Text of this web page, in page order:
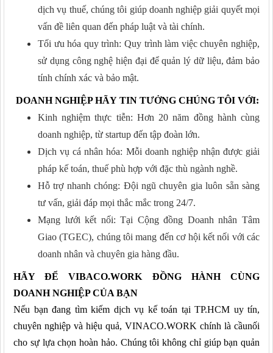
dịch vụ thuế, chúng tôi giúp doanh nghiệp giải quyết mọi
vấn đề liên quan đến pháp luật và tài chính.
Tối ưu hóa quy trình: Quy trình làm việc chuyên nghiệp,
sử dụng công nghệ hiện đại để quản lý dữ liệu, đảm bảo
tính chính xác và bảo mật.
DOANH NGHIỆP HÃY TIN TƯỞNG CHÚNG TÔI VỚI:
Kinh nghiệm thực tiễn: Hơn 20 năm đồng hành cùng
doanh nghiệp, từ startup đến tập đoàn lớn.
Dịch vụ cá nhân hóa: Mỗi doanh nghiệp nhận được giải
pháp kế toán, thuế phù hợp với đặc thù ngành nghề.
Hỗ trợ nhanh chóng: Đội ngũ chuyên gia luôn sẵn sàng
tư vấn, giải đáp mọi thắc mắc trong 24/7.
Mạng lưới kết nối: Tại Cộng đồng Doanh nhân Tâm
Giao (TGEC), chúng tôi mang đến cơ hội kết nối với các
doanh nhân và chuyên gia hàng đầu.
HÃY ĐỂ VIBACO.WORK ĐỒNG HÀNH CÙNG
DOANH NGHIỆP CỦA BẠN
Nếu bạn đang tìm kiếm dịch vụ kế toán tại TP.HCM uy tín,
chuyên nghiệp và hiệu quả, VINACO.WORK chính là cầunối
cho sự lựa chọn hoàn hảo. Chúng tôi không chỉ giúp bạn quản